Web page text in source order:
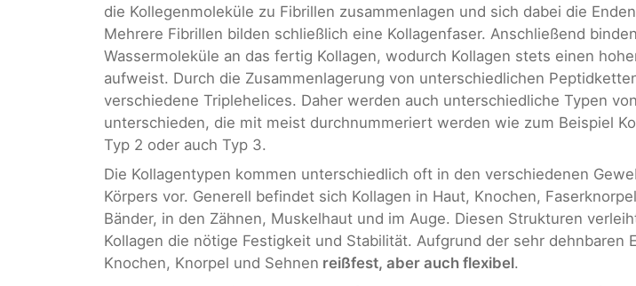
die Kollegenmoleküle zu Fibrillen zusammenlagen und sich dabei die
Mehrere Fibrillen bilden schließlich eine Kollagenfaser. Anschließend binden
Wassermoleküle an das fertig Kollagen, wodurch Kollagen stets einen
aufweist. Durch die Zusammenlagerung von unterschiedlichen
verschiedene Triplehelices. Daher werden auch unterschiedliche Typen
unterschieden, die mit meist durchnummeriert werden wie zum Beispiel
Typ 2 oder auch Typ 3.
Die Kollagentypen kommen unterschiedlich oft in den verschiedenen
Körpers vor. Generell befindet sich Kollagen in Haut, Knochen,
Bänder, in den Zähnen, Muskelhaut und im Auge. Diesen Strukturen
Kollagen die nötige Festigkeit und Stabilität. Aufgrund der sehr dehnbaren
Knochen, Knorpel und Sehnen reißfest, aber auch flexibel.